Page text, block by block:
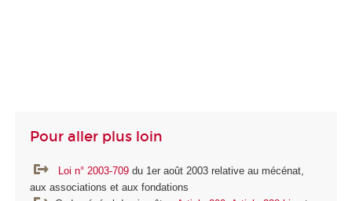
Pour aller plus loin
Loi n° 2003-709 du 1er août 2003 relative au mécénat,
aux associations et aux fondations